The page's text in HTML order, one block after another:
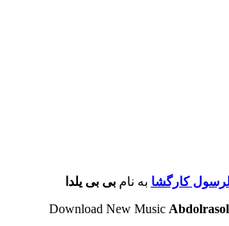
کارگشا به نامبی بی یلدا
Download New Music